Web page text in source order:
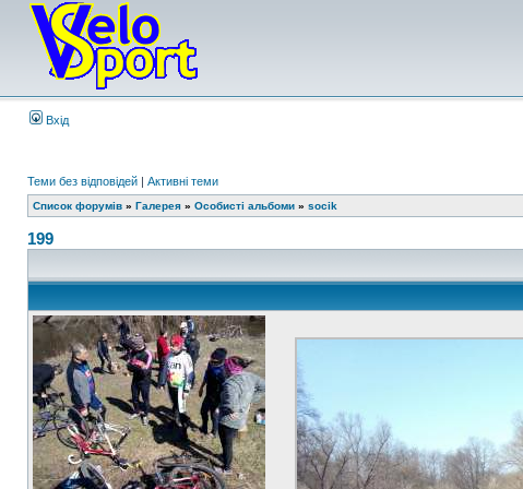
Вхід
Теми без відповідей | Активні теми
Список форумів » Галерея » Особисті альбоми » socik
199